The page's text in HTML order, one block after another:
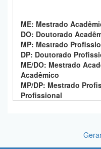
ME: Mestrado
DO: Doutorado
MP: Mestrado
DP: Doutorado
ME/DO: Mestrado
Acadêmico
MP/DP: Mestrado
Profissional